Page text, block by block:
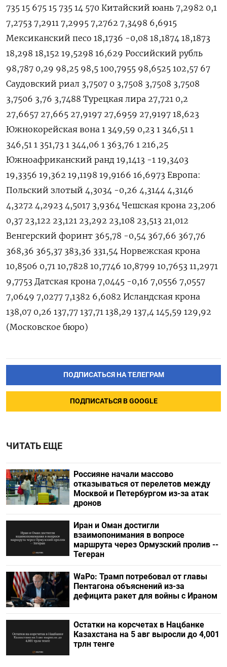
735 15 675 15 735 14 570 Китайский юань 7,2982 0,1
7,2753 7,2911 7,2995 7,2762 7,3498 6,6915
Мексиканский песо 18,1736 -0,08 18,1874 18,1873
18,298 18,152 19,5298 16,629 Российский рубль
98,787 0,29 98,25 98,5 100,7955 98,6525 102,57 67
Саудовский риал 3,7507 0 3,7508 3,7508 3,7508
3,7506 3,76 3,7488 Турецкая лира 27,721 0,2
27,6657 27,665 27,9197 27,6959 27,9197 18,623
Южнокорейская вона 1 349,59 0,23 1 346,51 1
346,51 1 351,73 1 344,06 1 363,76 1 216,25
Южноафриканский ранд 19,1413 -1 19,3403
19,3356 19,362 19,1198 19,9166 16,6973 Европа:
Польский злотый 4,3034 -0,26 4,3144 4,3146
4,3272 4,2923 4,5017 3,9364 Чешская крона 23,206
0,37 23,122 23,121 23,292 23,108 23,513 21,012
Венгерский форинт 365,78 -0,54 367,66 367,76
368,36 365,37 383,36 331,54 Норвежская крона
10,8506 0,71 10,7828 10,7746 10,8799 10,7653 11,2971
9,7753 Датская крона 7,0445 -0,16 7,0556 7,0557
7,0649 7,0277 7,1382 6,6082 Исландская крона
138,07 0,26 137,77 137,71 138,29 137,4 145,59 129,92
(Московское бюро)
ПОДПИСАТЬСЯ НА ТЕЛЕГРАМ
ПОДПИСАТЬСЯ В GOOGLE
ЧИТАТЬ ЕЩЕ
Россияне начали массово
отказываться от перелетов между
Москвой и Петербургом из-за атак
дронов
Иран и Оман достигли
взаимопонимания в вопросе
маршрута через Ормузский пролив --
Тегеран
WaPo: Трамп потребовал от главы
Пентагона объяснений из-за
дефицита ракет для войны с Ираном
Остатки на корсчетах в Нацбанке
Казахстана на 5 авг выросли до 4,001
трлн тенге